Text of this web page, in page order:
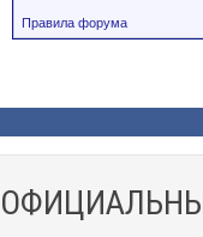
Правила форума